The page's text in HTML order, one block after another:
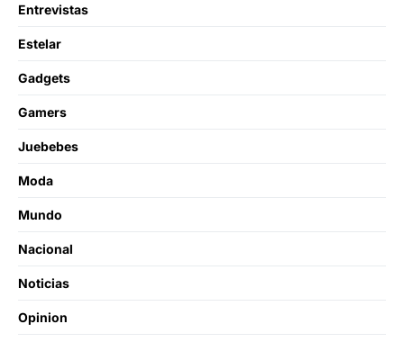
Entrevistas
Estelar
Gadgets
Gamers
Juebebes
Moda
Mundo
Nacional
Noticias
Opinion